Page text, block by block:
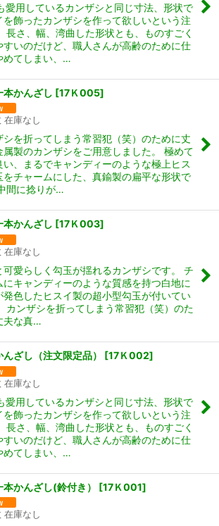
愛用しているカンザシと同じ寸法、形状で
を飾ったカンザシを作って欲しいという注
長さ、幅、湾曲した形状とも、ものすごく
すいのだけど、職人さんが高齢のために仕
めてしまい、…
本かんざし [17Ｋ005]
在庫なし
シを折ってしまう常習犯（笑）のために丈
属製のカンザシをご用意しました。 極めて
い、まるでキャンディーのような極上ヒス
をチャームにした、真鍮製の扁平な形状で
間に捻りが…
本かんざし [17Ｋ003]
在庫なし
可愛らしく勾玉が揺れるカンザシです。 チ
にキャンディーのような質感を持つ白地に
発色したヒスイ製の超小型勾玉が付いてい
カンザシを折ってしまう常習犯（笑）のた
夫な真…
ざし（注文限定品） [17Ｋ002]
在庫なし
愛用しているカンザシと同じ寸法、形状で
を飾ったカンザシを作って欲しいという注
長さ、幅、湾曲した形状とも、ものすごく
すいのだけど、職人さんが高齢のために仕
めてしまい、…
かんざし(鈴付き） [17Ｋ001]
在庫なし